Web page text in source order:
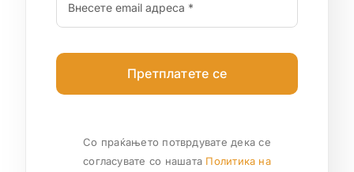
Претплатете се
Со праќањето потврдувате дека се
согласувате со нашата Политика на